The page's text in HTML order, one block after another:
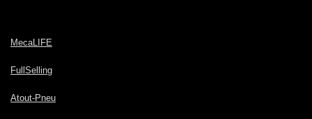
MecaLIFE
FullSelling
Atout-Pneu